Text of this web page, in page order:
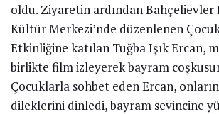
oldu. Ziyaretin ardından Bahçelievler
Kültür Merkezi’nde düzenlenen
Etkinliğine katılan Tuğba Işık Ercan,
birlikte film izleyerek bayram
Çocuklarla sohbet eden Ercan,
dileklerini dinledi, bayram sevincine